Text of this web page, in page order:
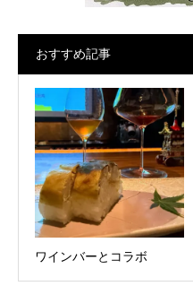
おすすめ記事
ワインバーとコラボ